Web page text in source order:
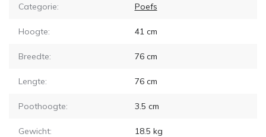
Categorie: Poefs
Hoogte: 41cm
Breedte: 76cm
Lengte: 76cm
Poothoogte: 3.5 cm
Gewicht: 18.5 kg